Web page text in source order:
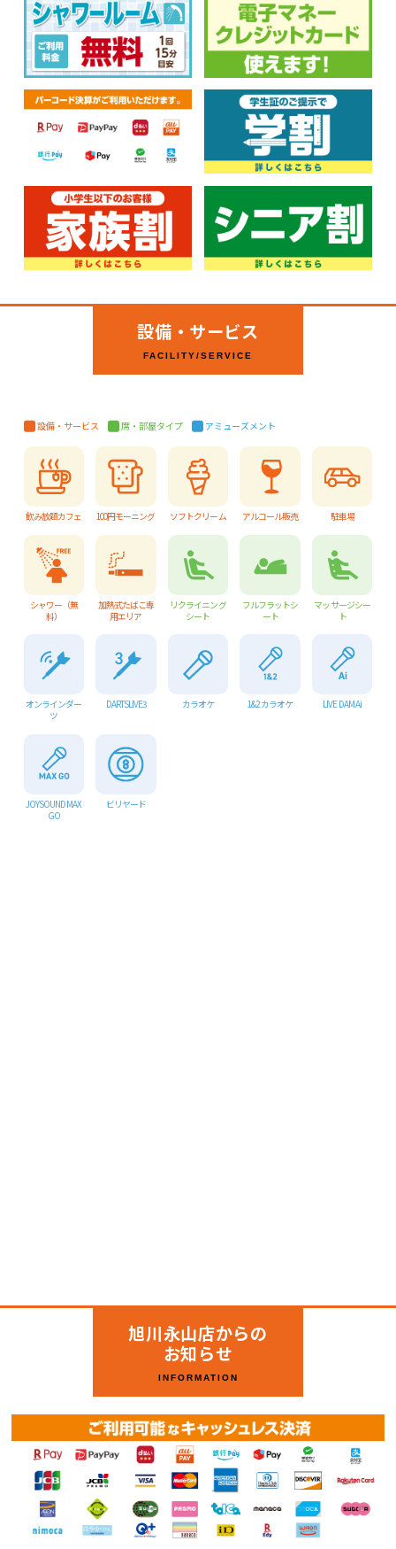
設備・サービス
FACILITY/SERVICE
設備・サービス 席・部屋タイプ アミューズメント
飲み放題カフェ 100円モーニング ソフトクリーム アルコール販売 駐車場
シャワー（無
料）
加熱式たばこ専
用エリア
リクライニング
シート
フルフラットシ
ート
マッサージシー
ト
オンラインダー
ツ
DARTSLIVE3 カラオケ 1&2 カラオケ LIVE DAM Ai
JOYSOUND MAX
GO
ビリヤード
旭川永山店からの
お知らせ
INFORMATION